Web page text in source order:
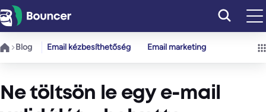
Ugrás
a
tartalomhoz
Blog Email kézbesíthetőség Email marketing
Ne töltsön le egy e-mail